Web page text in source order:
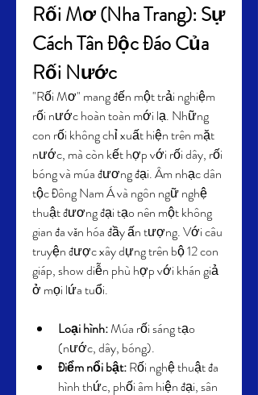
Rối Mơ (Nha Trang): Sự
Cách Tân Độc Đáo Của
Rối Nước
"Rối Mơ" mang đến một trải nghiệm
rối nước hoàn toàn mới lạ. Những
con rối không chỉ xuất hiện trên mặt
nước, mà còn kết hợp với rối dây, rối
bóng và múa đương đại. Âm nhạc dân
tộc Đông Nam Á và ngôn ngữ nghệ
thuật đương đại tạo nên một không
gian đa văn hóa đầy ấn tượng. Với câu
truyện được xây dựng trên bộ 12 con
giáp, show diễn phù hợp với khán giả
ở mọi lứa tuổi.
Loại hình: Múa rối sáng tạo
(nước, dây, bóng).
Điểm nổi bật: Rối nghệ thuật đa
hình thức, phối âm hiện đại, sân